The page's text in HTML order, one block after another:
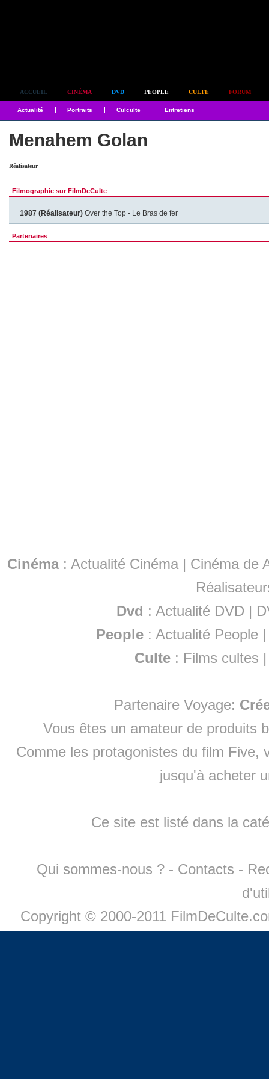
ACCUEIL CINÉMA DVD PEOPLE CULTE FORUM
Actualité Portraits Culculte Entretiens
Menahem Golan
Réalisateur
Filmographie sur FilmDeCulte
1987 (Réalisateur) Over the Top - Le Bras de fer
Partenaires
Cinéma: Actualité Cinéma | Cinéma de
Dvd : Actualité DVD |
People :Actualité People
Culte : Films cultes
Partenaire Voyage:
Vous êtes un amateur de produits
Comme les protagonistes du film Five,
jusqu'à acheter
Ce site est listé dans la
Qui sommes-nous ? - Contacts -
Copyright © 2000-2011